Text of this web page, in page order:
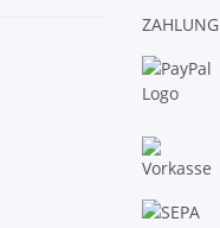
ZAHLUNG